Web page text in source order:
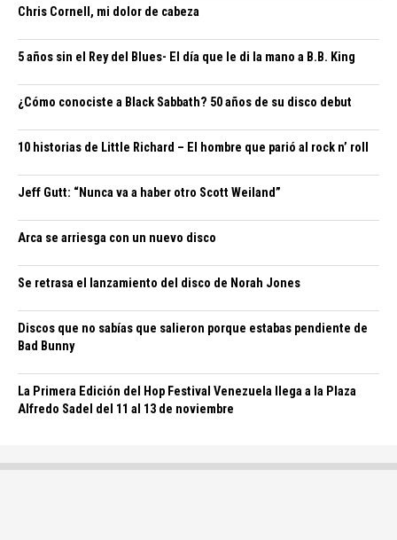
Chris Cornell, mi dolor de cabeza
5 años sin el Rey del Blues- El día que le di la mano a B.B. King
¿Cómo conociste a Black Sabbath? 50 años de su disco debut
10 historias de Little Richard – El hombre que parió al rock n’ roll
Jeff Gutt: “Nunca va a haber otro Scott Weiland”
Arca se arriesga con un nuevo disco
Se retrasa el lanzamiento del disco de Norah Jones
Discos que no sabías que salieron porque estabas pendiente de
Bad Bunny
La Primera Edición del Hop Festival Venezuela llega a la Plaza
Alfredo Sadel del 11 al 13 de noviembre